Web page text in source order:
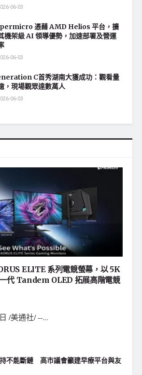
06-03
憑藉 AMD Helios 平台，擴
機架級 AI 領導優勢，加速部署及營運
06-03
C首秀湖南大獲成功：觀看量
，現場觀眾達數萬人
06-03
ELITE 系列電競螢幕，以 5K
代 Tandem OLED 拓展高階電競
/美通社/ --...
不能斷鏈 高市議會籲建早療平台與友